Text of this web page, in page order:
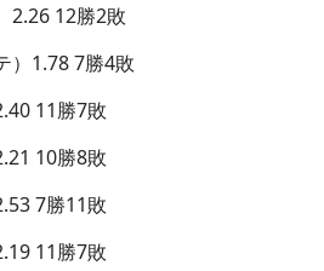
2.26 12勝2敗
）1.78 7勝4敗
11勝7敗
10勝8敗
7勝11敗
11勝7敗